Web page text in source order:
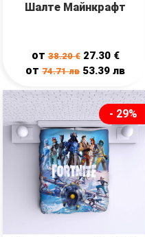
Шалте Майнкрафт
от38.20€ 27.30 €
от74.71лв 53.39лв
- 29%